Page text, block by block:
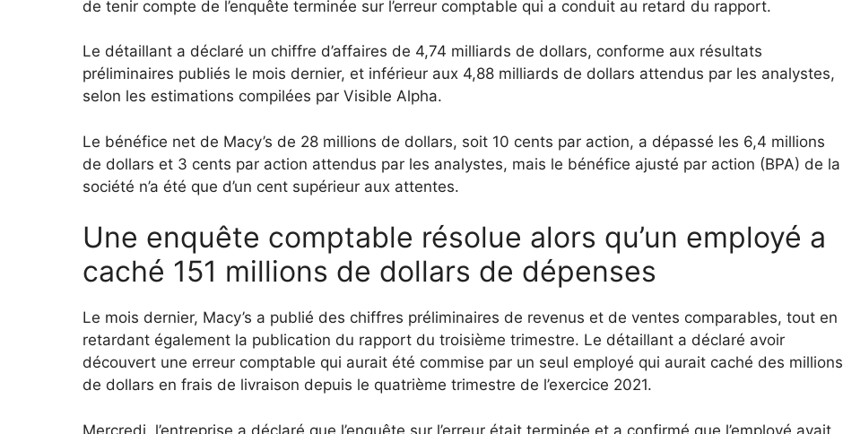
de tenir compte de l’enquête terminée sur l’erreur comptable qui a conduit au retard du rapport.
Le détaillant a déclaré un chiffre d’affaires de 4,74 milliards de dollars, conforme aux résultats
préliminaires publiés le mois dernier, et inférieur aux 4,88 milliards de dollars attendus par les analystes,
selon les estimations compilées par Visible Alpha.
Le bénéfice net de Macy’s de 28 millions de dollars, soit 10 cents par action, a dépassé les 6,4 millions
de dollars et 3 cents par action attendus par les analystes, mais le bénéfice ajusté par action (BPA) de la
société n’a été que d’un cent supérieur aux attentes.
Une enquête comptable résolue alors qu’un employé a
caché 151 millions de dollars de dépenses
Le mois dernier, Macy’s a publié des chiffres préliminaires de revenus et de ventes comparables, tout en
retardant également la publication du rapport du troisième trimestre. Le détaillant a déclaré avoir
découvert une erreur comptable qui aurait été commise par un seul employé qui aurait caché des millions
de dollars en frais de livraison depuis le quatrième trimestre de l’exercice 2021.
Mercredi, l’entreprise a déclaré que l’enquête sur l’erreur était terminée et a confirmé que l’employé avait